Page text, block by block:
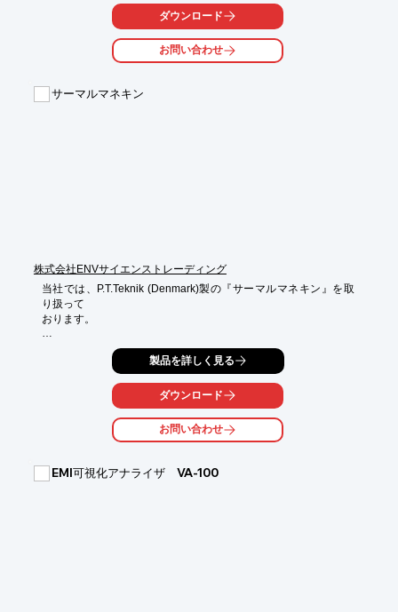
ダウンロード
お問い合わせ
サーマルマネキン
株式会社ENVサイエンストレーディング
当社では、P.T.Teknik (Denmark)製の『サーマルマネキン』を取
り扱って
おります。
当製品は、サーマルマネキン本体（制御ソフトウエア含む）＋
電源ユニット＋（ノート）PCから構成されています。
オプションで呼吸機能も追加可能です。
【ラインアップ】
■男性形状サーマルマネキン
■女性形状サーマルマネキン
製品を詳しく見る
ダウンロード
お問い合わせ
EMI可視化アナライザ VA-100